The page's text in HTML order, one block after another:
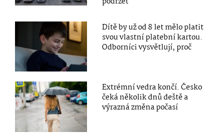
Dítě by už od 8 let mělo platit
svou vlastní platební kartou.
Odborníci vysvětlují, proč
Extrémní vedra končí. Česko
čeká několik dnů deště a
výrazná změna počasí